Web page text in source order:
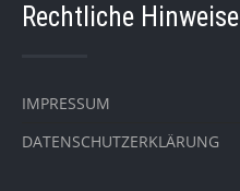
Rechtliche Hinweise
IMPRESSUM
DATENSCHUTZERKLÄRUNG